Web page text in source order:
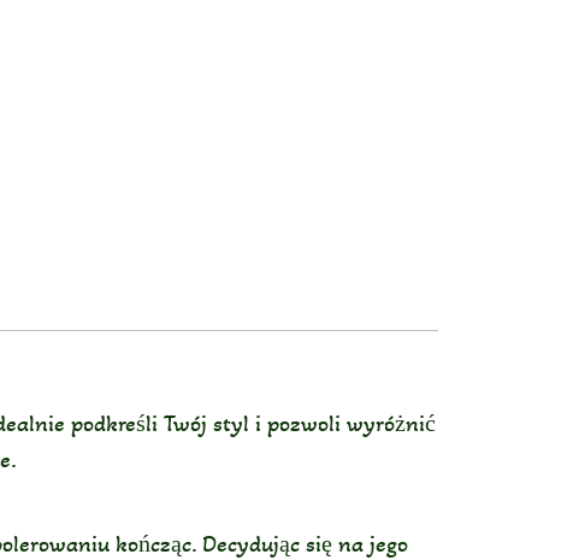
podkreśli Twój styl i pozwoli wyróżnić
kończąc. Decydując się na jego